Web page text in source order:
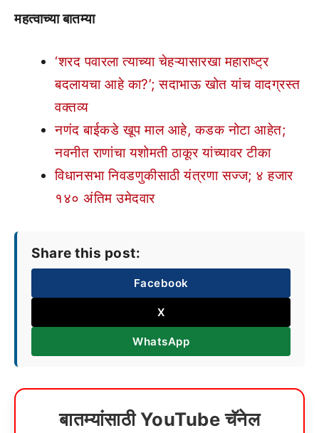
महत्वाच्या बातम्या
‘शरद पवारला त्याच्या चेहऱ्यासारखा महाराष्ट्र
बदलायचा आहे का?’; सदाभाऊ खोत यांच वादग्रस्त
वक्तव्य
नणंद बाईकडे खूप माल आहे, कडक नोटा आहेत;
नवनीत राणांचा यशोमती ठाकूर यांच्यावर टीका
विधानसभा निवडणुकीसाठी यंत्रणा सज्ज; ४ हजार
१४० अंतिम उमेदवार
Share this post:
Facebook
X
WhatsApp
बातम्यांसाठी YouTube चॅनेल